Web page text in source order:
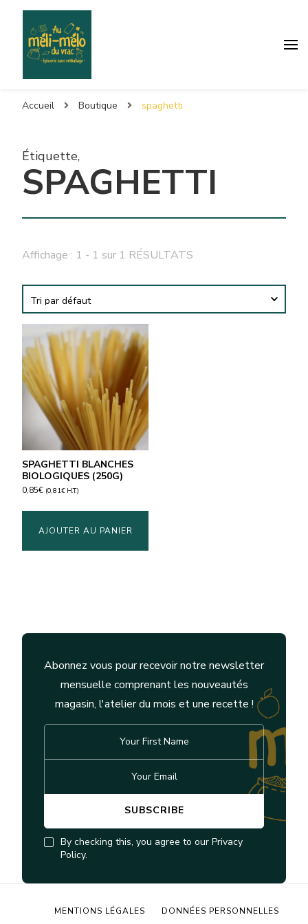
Accueil Boutique spaghetti
Étiquette,
SPAGHETTI
Affichage : 1 - 1 sur 1 RÉSULTATS
SPAGHETTI BLANCHES
BIOLOGIQUES (250G)
0,85€ (0,81€ H.T.)
AJOUTER AU PANIER
Abonnez vous pour recevoir notre newsletter
mensuelle comprenant les nouveautés
magasin, l'atelier du mois et une recette !
By checking this, you agree to our Privacy
Policy.
MENTIONS LÉGALES DONNÉES PERSONNELLES